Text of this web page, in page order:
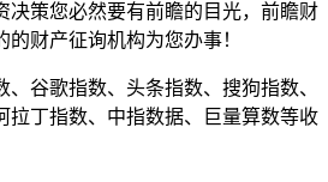
决策您必然要有前瞻的目光，前瞻财
财产征询机构为您办事！
谷歌指数、头条指数、搜狗指数、
拉丁指数、中指数据、巨量算数等收